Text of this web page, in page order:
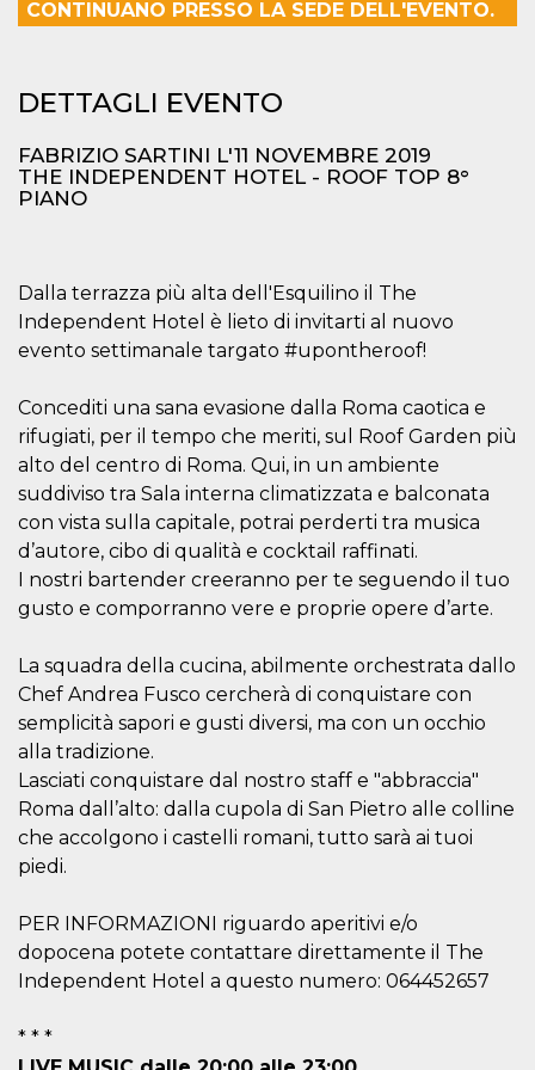
CONTINUANO PRESSO LA SEDE DELL'EVENTO.
DETTAGLI EVENTO
FABRIZIO SARTINI L'11 NOVEMBRE 2019
THE INDEPENDENT HOTEL - ROOF TOP 8°
PIANO
Dalla terrazza più alta dell'Esquilino il The
Independent Hotel è lieto di invitarti al nuovo
evento settimanale targato #upontheroof!
Concediti una sana evasione dalla Roma caotica e
rifugiati, per il tempo che meriti, sul Roof Garden più
alto del centro di Roma. Qui, in un ambiente
suddiviso tra Sala interna climatizzata e balconata
con vista sulla capitale, potrai perderti tra musica
d’autore, cibo di qualità e cocktail raffinati.
I nostri bartender creeranno per te seguendo il tuo
gusto e comporranno vere e proprie opere d’arte.
La squadra della cucina, abilmente orchestrata dallo
Chef Andrea Fusco cercherà di conquistare con
semplicità sapori e gusti diversi, ma con un occhio
alla tradizione.
Lasciati conquistare dal nostro staff e "abbraccia"
Roma dall’alto: dalla cupola di San Pietro alle colline
che accolgono i castelli romani, tutto sarà ai tuoi
piedi.
PER INFORMAZIONI riguardo aperitivi e/o
dopocena potete contattare direttamente il The
Independent Hotel a questo numero: 064452657
* * *
generalmente
memorizzazione
dei contenuti
sul browser per
oooh.events
settimane
2 giorni
viene utilizzato
dal servizio
Cookie-
Script.com per
ricordare le
cookie dei
necessario che il
banner dei
cookie di
Cookie-
Script.com
funzioni
Storage declaration
Storage
fbssls_314278995690155
Session
storage
wpEmojiSettingsSupports
Session
cn_uc__
Local
storage
Nome
Provider /
Scadenza Descrizione